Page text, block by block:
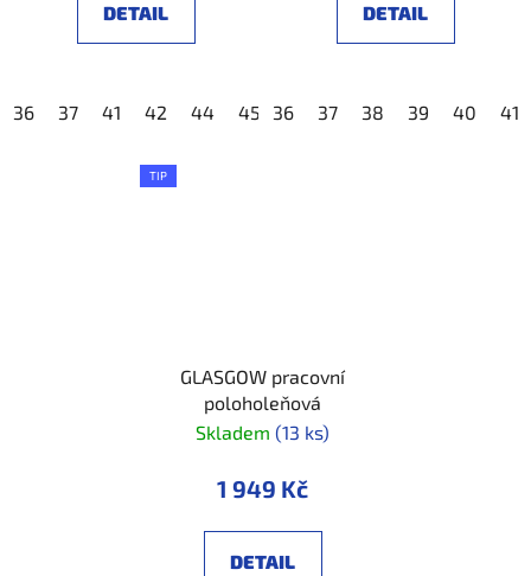
DETAIL
36 37 41 42 44 45 46 47 48 49
DETAIL
36 37 38 39 40 41
TIP
GLASGOW pracovní
poloholeňová
Skladem (13 ks)
1 949 Kč
DETAIL